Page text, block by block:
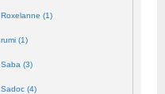
Roxelanne (1)
rumi (1)
Saba (3)
Sadoc (4)